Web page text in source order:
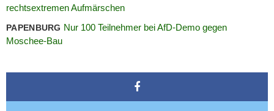
rechtsextremen Aufmärschen
PAPENBURG Nur 100 Teilnehmer bei AfD-Demo gegen
Moschee-Bau